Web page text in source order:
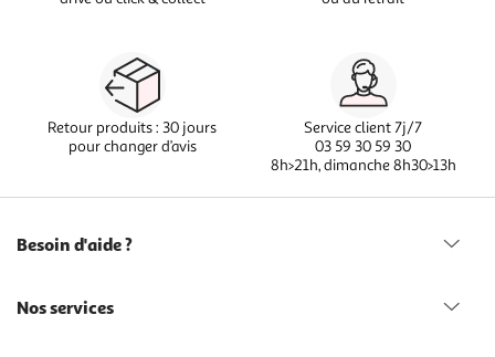
Retour produits : 30 jours
pour changer d’avis
Service client 7j/7
03 59 30 59 30
8h>21h, dimanche 8h30>13h
Besoin d'aide ?
Nos services